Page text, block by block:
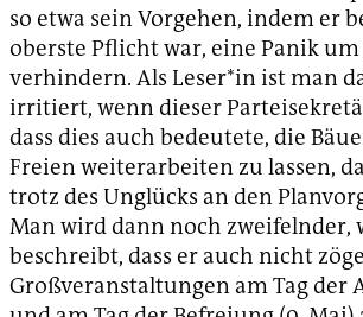
so etwa sein Vorgehen, indem er
oberste Pflicht war, eine Panik
verhindern. Als Leser*in ist man
irritiert, wenn dieser
dass dies auch bedeutete, die
Freien weiterarbeiten zu lassen,
trotz des Unglücks an den
Man wird dann noch zweifelnder,
beschreibt, dass er auch nicht
Großveranstaltungen am Tag der